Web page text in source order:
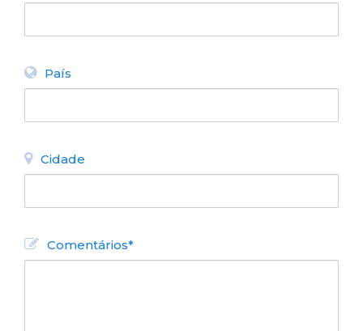
País
Cidade
Comentários*